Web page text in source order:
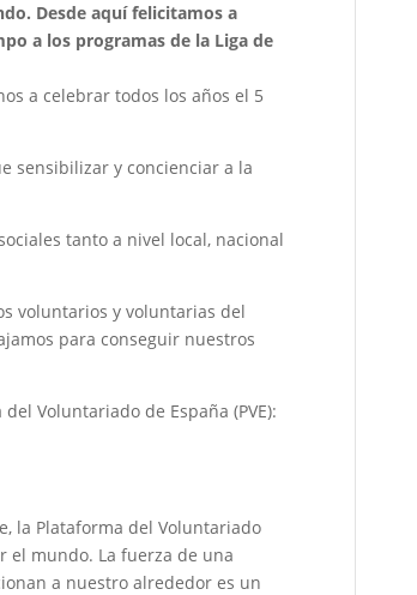
Desde aquí felicitamos a
a los programas de la Liga de
a celebrar todos los años el 5
sensibilizar y concienciar a la
tanto a nivel local, nacional
voluntarios y voluntarias del
para conseguir nuestros
Voluntariado de España (PVE):
la Plataforma del Voluntariado
el mundo. La fuerza de una
a nuestro alrededor es un